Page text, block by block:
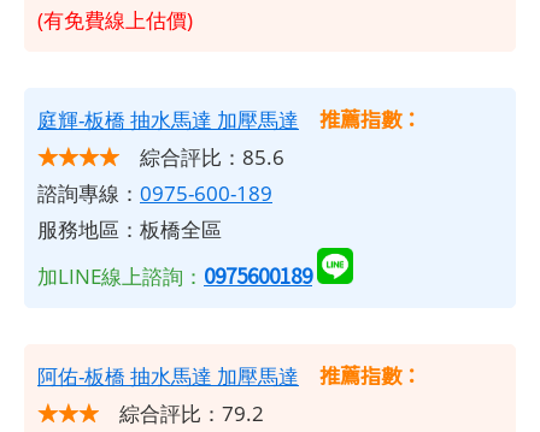
(有免費線上估價)
庭輝-板橋 抽水馬達 加壓馬達
推薦指數：
★★★★ 綜合評比：85.6
諮詢專線： 0975-600-189
服務地區：板橋全區
加LINE線上諮詢： 0975600189
阿佑-板橋 抽水馬達 加壓馬達
推薦指數：
★★★ 綜合評比：79.2